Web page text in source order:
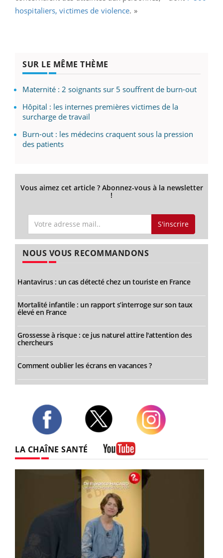
hospitaliers, victimes de violence. »
SUR LE MÊME THÈME
Maternité : 2 soignants sur 5 souffrent de burn-out
Hôpital : les internes premières victimes de la
surcharge de travail
Burn-out : les médecins craquent sous la pression
des patients
Vous aimez cet article ? Abonnez-vous à la newsletter
!
S'inscrire
NOUS VOUS RECOMMANDONS
Hantavirus : un cas détecté chez un touriste en France
Mortalité infantile : un rapport s’interroge sur son taux
élevé en France
Grossesse à risque : ce jus naturel attire l'attention des
chercheurs
Comment oublier les écrans en vacances ?
LA CHAÎNE SANTÉ